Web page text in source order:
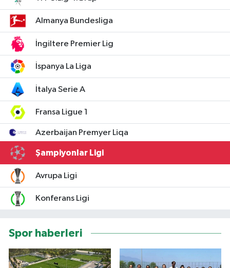
Almanya Bundesliga
İngiltere Premier Lig
İspanya La Liga
İtalya Serie A
Fransa Ligue 1
Azerbaijan Premyer Liqa
Şampiyonlar Ligi
Avrupa Ligi
Konferans Ligi
Spor haberleri